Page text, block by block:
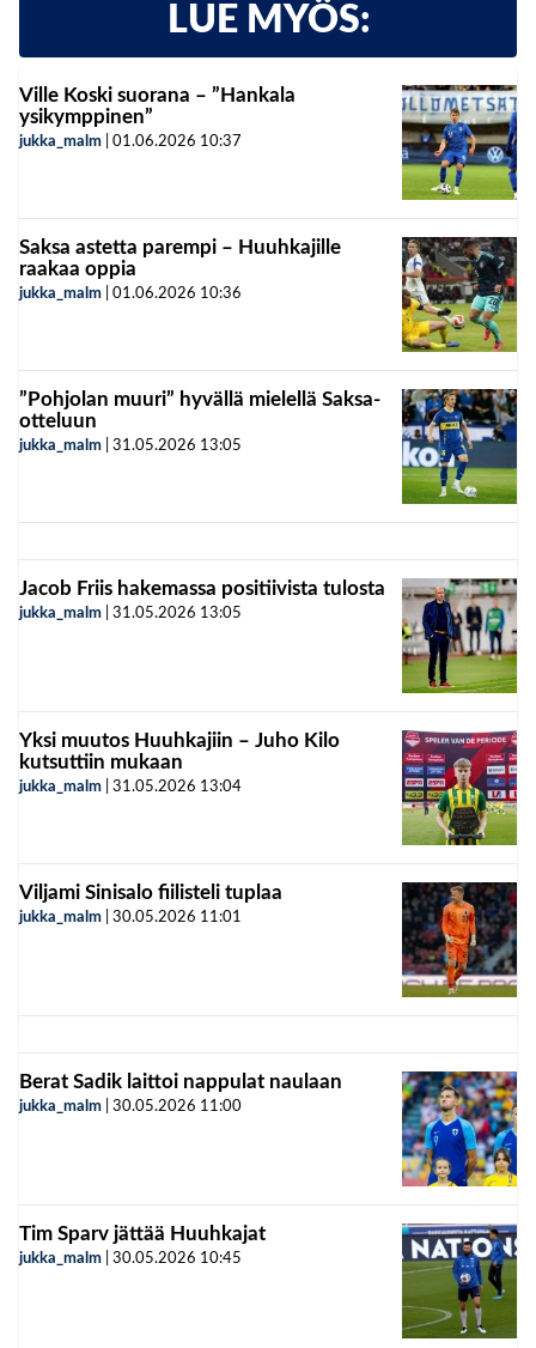
LUE MYÖS:
Ville Koski suorana – ”Hankala
ysikymppinen”
jukka_malm 01.06.2026 10:37
Saksa astetta parempi – Huuhkajille
raakaa oppia
jukka_malm 01.06.2026 10:36
”Pohjolan muuri” hyvällä mielellä Saksa-
otteluun
jukka_malm 31.05.2026 13:05
Jacob Friis hakemassa positiivista tulosta
jukka_malm 31.05.2026 13:05
Yksi muutos Huuhkajiin – Juho Kilo
kutsuttiin mukaan
jukka_malm 31.05.2026 13:04
Viljami Sinisalo fiilisteli tuplaa
jukka_malm 30.05.2026 11:01
Berat Sadik laittoi nappulat naulaan
jukka_malm 30.05.2026 11:00
Tim Sparv jättää Huuhkajat
jukka_malm 30.05.2026 10:45